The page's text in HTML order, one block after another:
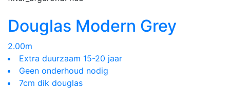
Douglas Modern Grey
2.00m
Extra duurzaam 15-20 jaar
Geen onderhoud nodig
7cm dik douglas